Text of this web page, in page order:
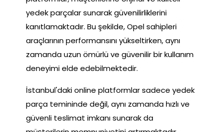
yedek parçalar sunarak güvenilirliklerini
kanıtlamaktadır. Bu şekilde, Opel sahipleri
araçlarının performansını yükseltirken, aynı
zamanda uzun ömürlü ve güvenilir bir kullanım
deneyimi elde edebilmektedir.
İstanbul'daki online platformlar sadece yedek
parça temininde değil, aynı zamanda hızlı ve
güvenli teslimat imkanı sunarak da